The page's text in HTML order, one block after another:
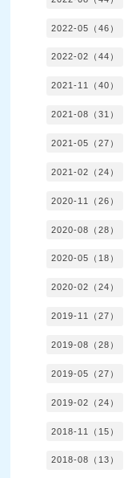
2022-05（46）
2022-02（44）
2021-11（40）
2021-08（31）
2021-05（27）
2021-02（24）
2020-11（26）
2020-08（28）
2020-05（18）
2020-02（24）
2019-11（27）
2019-08（28）
2019-05（27）
2019-02（24）
2018-11（15）
2018-08（13）